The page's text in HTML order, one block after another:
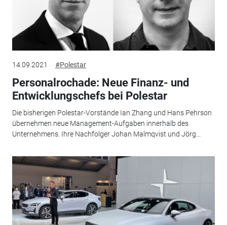
14.09.2021 #Polestar
Personalrochade: Neue Finanz- und
Entwicklungschefs bei Polestar
Die bisherigen Polestar-Vorstände Ian Zhang und Hans Pehrson
übernehmen neue Management-Aufgaben innerhalb des
Unternehmens. Ihre Nachfolger Johan Malmqvist und Jörg...